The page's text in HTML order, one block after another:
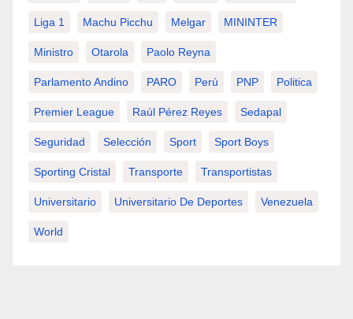
Liga 1 Machu Picchu Melgar MININTER
Ministro Otarola Paolo Reyna
Parlamento Andino PARO Perú PNP Politica
Premier League Raúl Pérez Reyes Sedapal
Seguridad Selección Sport Sport Boys
Sporting Cristal Transporte Transportistas
Universitario Universitario De Deportes Venezuela
World